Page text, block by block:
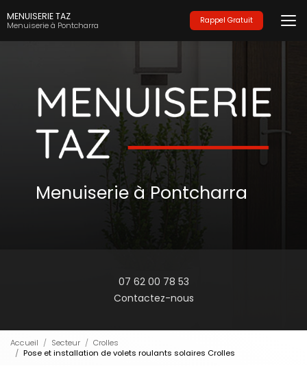
au
contenu
principal
MENUISERIE TAZ
Menuiserie à Pontcharra Rappel Gratuit
Menuiserie à Pontcharra
07 62 00 78 53
Contactez-nous
Accueil Secteur
Crolles
Pose et installation de volets roulants solaires Crolles